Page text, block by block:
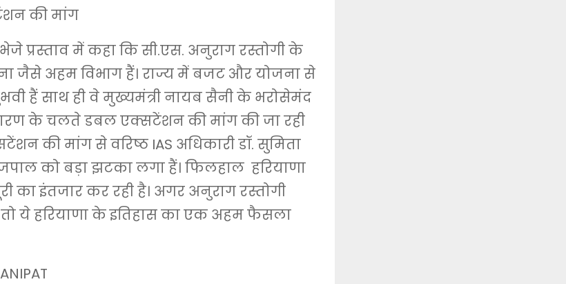
की मांग
प्रस्ताव में कहा कि सी.एस. अनुराग रस्तोगी के
जैसे अहम विभाग हैं। राज्य में बजट और योजना से
हैं साथ ही वे मुख्यमंत्री नायब सैनी के भरोसेमंद
के चलते डबल एक्सटेंशन की मांग की जा रही
की मांग से वरिष्ठ IAS अधिकारी डॉ. सुमिता
को बड़ा झटका लगा हैं। फिलहाल हरियाणा
का इंतजार कर रही है। अगर अनुराग रस्तोगी
तो ये हरियाणा के इतिहास का एक अहम फैसला